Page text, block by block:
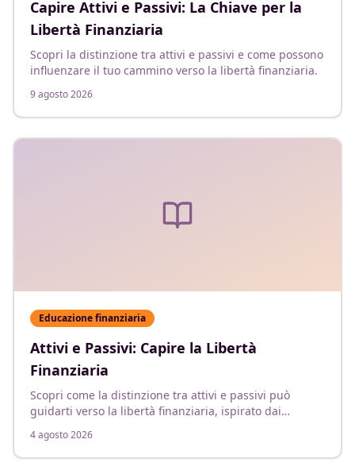
Capire Attivi e Passivi: La Chiave per la
Libertà Finanziaria
Scopri la distinzione tra attivi e passivi e come possono
influenzare il tuo cammino verso la libertà finanziaria.
9 agosto 2026
Educazione finanziaria
Attivi e Passivi: Capire la Libertà
Finanziaria
Scopri come la distinzione tra attivi e passivi può
guidarti verso la libertà finanziaria, ispirato dai
4 agosto 2026